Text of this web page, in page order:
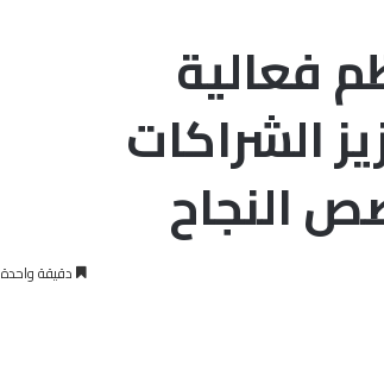
فعالية
الشراكات
النجاح
دقيقة واحدة